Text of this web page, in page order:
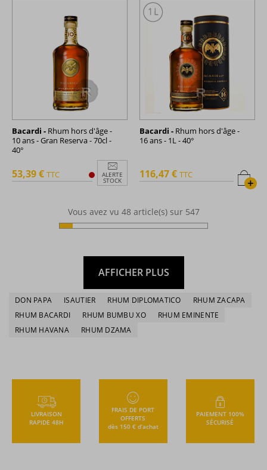
Bacardi - Rhum hors d'âge -
10 ans - Gran Reserva - 70cl -
40°
ALERTE
STOCK
53,39 € TTC
Bacardi - Rhum hors d'âge -
16 ans - 1L - 40°
+
116,47 € TTC
Vous avez vu 48 article(s) sur 547
AFFICHER PLUS
DON PAPA ISAUTIER RHUM DIPLOMATICO
RHUM ZACAPA
RHUM BACARDI
RHUM BUMBU XO
RHUM EMINENTE
RHUM HAVANA
RHUM DZAMA
LIVRAISON
RAPIDE 48H
FRAIS DE PORT
OFFERTS
dès 150 € d’achat
PAIEMENT 100%
SÉCURISÉ